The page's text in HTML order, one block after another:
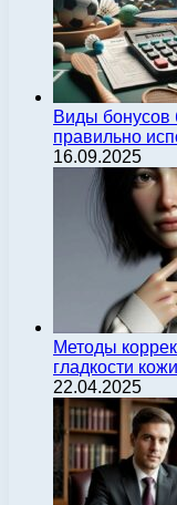
Виды бонусов
правильно
16.09.2025
Методы
гладкости кожи
22.04.2025